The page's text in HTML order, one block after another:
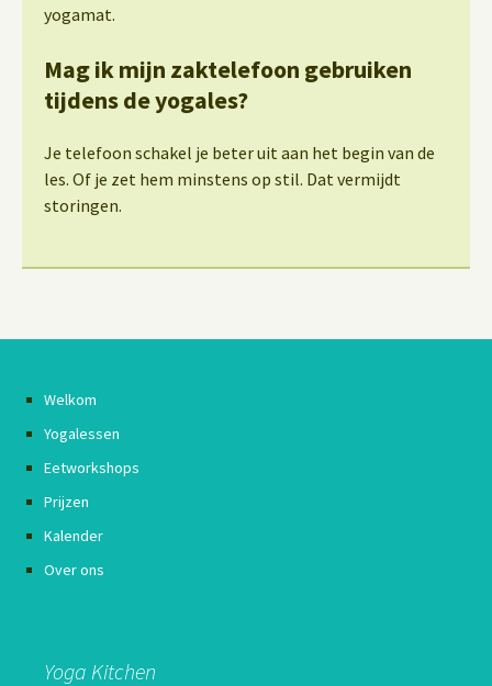
yogamat.
Mag ik mijn zaktelefoon gebruiken
tijdens de yogales?
Je telefoon schakel je beter uit aan het begin van de
les. Of je zet hem minstens op stil. Dat vermijdt
storingen.
Welkom
Yogalessen
Eetworkshops
Prijzen
Kalender
Over ons
Yoga Kitchen